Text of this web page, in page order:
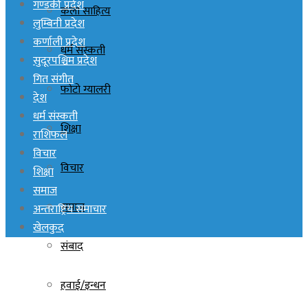
कला साहित्य
धर्म संस्कती
फोटो ग्यालरी
शिक्षा
विचार
समाज
संबाद
हवाई/इन्धन
गण्डकी प्रदेश
लुम्बिनी प्रदेश
कर्णाली प्रदेश
सुदूरपश्चिम प्रदेश
गित संगीत
देश
धर्म संस्कती
राशिफल
विचार
शिक्षा
समाज
अन्तराष्ट्रिय समाचार
खेलकुद